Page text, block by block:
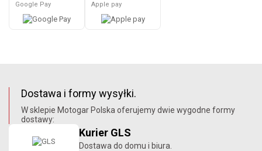
Google Pay Apple pay
Dostawa i formy wysyłki.
W sklepie Motogar Polska oferujemy dwie wygodne formy
dostawy:
Kurier GLS
Dostawa do domu i biura.